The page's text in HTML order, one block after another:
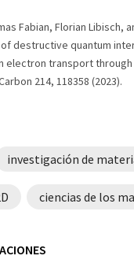
traducido con
que contenga
o gramática. El
aquí
Fabian, Florian Libisch,
destructive quantum
electron transport
214, 118358 (2023).
investigación de
ciencias de los